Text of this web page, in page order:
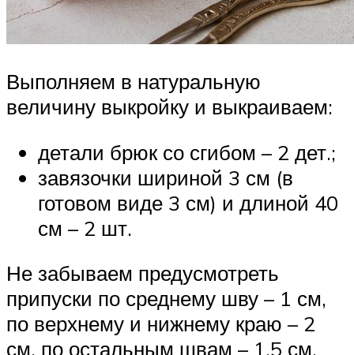
Выполняем в натуральную
величину выкройку и выкраиваем:
детали брюк со сгибом – 2 дет.;
завязочки шириной 3 см (в
готовом виде 3 см) и длиной 40
см – 2 шт.
Не забываем предусмотреть
припуски по среднему шву – 1 см,
по верхнему и нижнему краю – 2
см, по остальным швам – 1,5 см.